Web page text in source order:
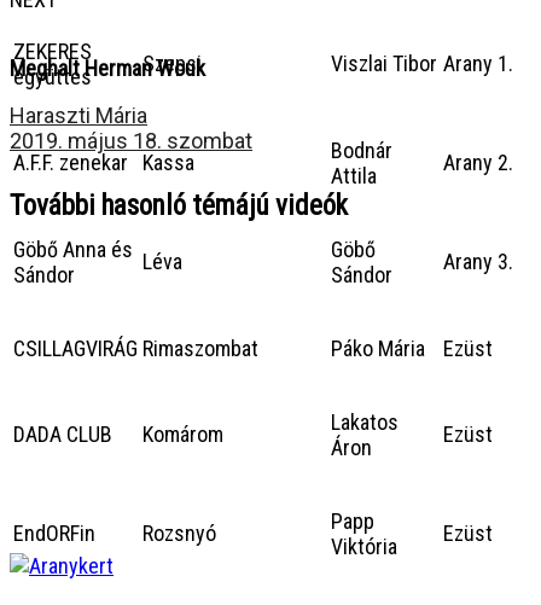
ZEKERES
együttes
Szepsi Viszlai Tibor Arany 1.
A.F.F. zenekar Kassa
Bodnár
Attila
Arany 2.
Göbő Anna és
Sándor
Léva
Göbő
Sándor
Arany 3.
CSILLAGVIRÁG Rimaszombat Páko Mária Ezüst
DADA CLUB Komárom
Lakatos
Áron
Ezüst
EndORFin Rozsnyó
Papp
Viktória
Ezüst
Meghalt Herman Wouk
Haraszti Mária
2019. május 18. szombat
További hasonló témájú videók